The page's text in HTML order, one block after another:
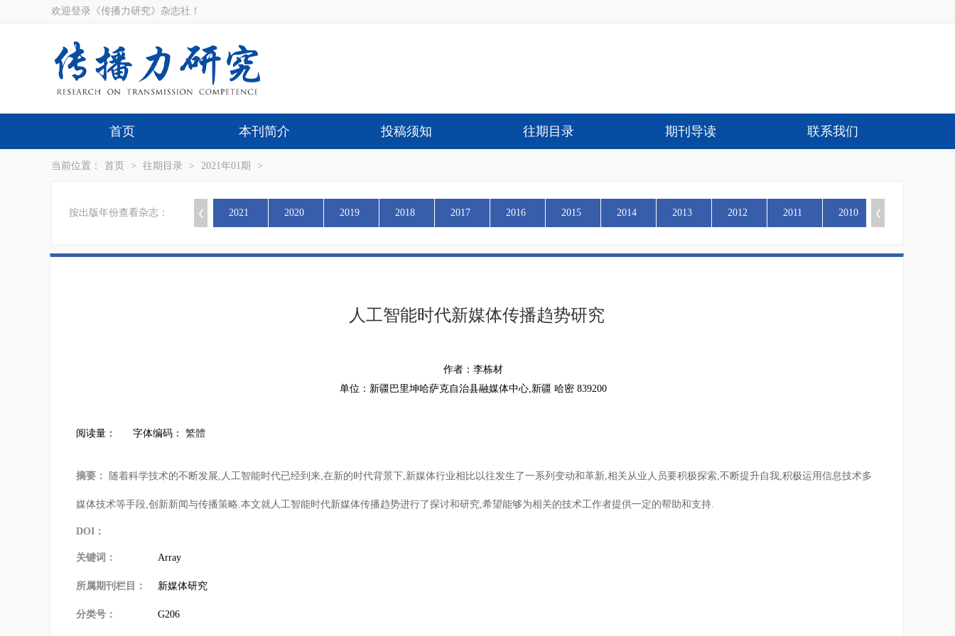
欢迎登录《传播力研究》杂志社！
首页 本刊简介 投稿须知 往期目录 期刊导读 联系我们
当前位置： 首页 > 往期目录 > 2021年01期 >
按出版年份查看杂志： 2021 2020 2019 2018 2017 2016 2015 2014 2013 2012 2011 2010
人工智能时代新媒体传播趋势研究
作者：李栋材
单位：新疆巴里坤哈萨克自治县融媒体中心,新疆 哈密 839200
阅读量： 字体编码： 繁體
摘要： 随着科学技术的不断发展,人工智能时代已经到来,在新的时代背景下,新媒体行业相比以往发生了一系列变动和革新,相关从业人员要积极探索,不断提升自我,积极运用信息技术多
媒体技术等手段,创新新闻与传播策略.本文就人工智能时代新媒体传播趋势进行了探讨和研究,希望能够为相关的技术工作者提供一定的帮助和支持.
DOI：
关键词： Array
所属期刊栏目： 新媒体研究
分类号： G206